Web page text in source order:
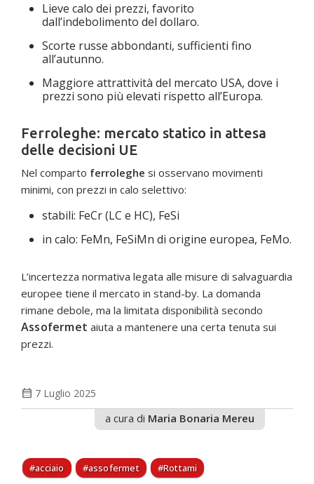
Lieve calo dei prezzi, favorito
dall’indebolimento del dollaro.
Scorte russe abbondanti, sufficienti fino
all’autunno.
Maggiore attrattività del mercato USA, dove i
prezzi sono più elevati rispetto all’Europa.
Ferroleghe: mercato statico in attesa
delle decisioni UE
Nel comparto ferroleghe si osservano movimenti
minimi, con prezzi in calo selettivo:
stabili: FeCr (LC e HC), FeSi
in calo: FeMn, FeSiMn di origine europea, FeMo.
L’incertezza normativa legata alle misure di salvaguardia
europee tiene il mercato in stand-by. La domanda
rimane debole, ma la limitata disponibilità secondo
Assofermet aiuta a mantenere una certa tenuta sui
prezzi.
calendar_month 7 Luglio 2025
a cura di Maria Bonaria Mereu
acciaio assofermet Rottami